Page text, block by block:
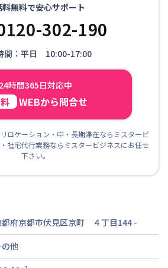
料無料で安心サポート
302-190
間：平日 10:00-17:00
24時間365日対応中
WEBから問合せ
ロケーション・中・長期滞在ならミスタービ
社宅代行業務ならミスタービジネスにお任せ
下さい。
都府京都市伏見区京町 ４丁目144 -
の他